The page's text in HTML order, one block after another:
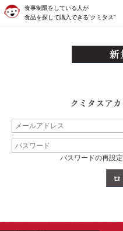
食事制限をしている人が
食品を探して購入できる“クミタス”
パスワードの再設